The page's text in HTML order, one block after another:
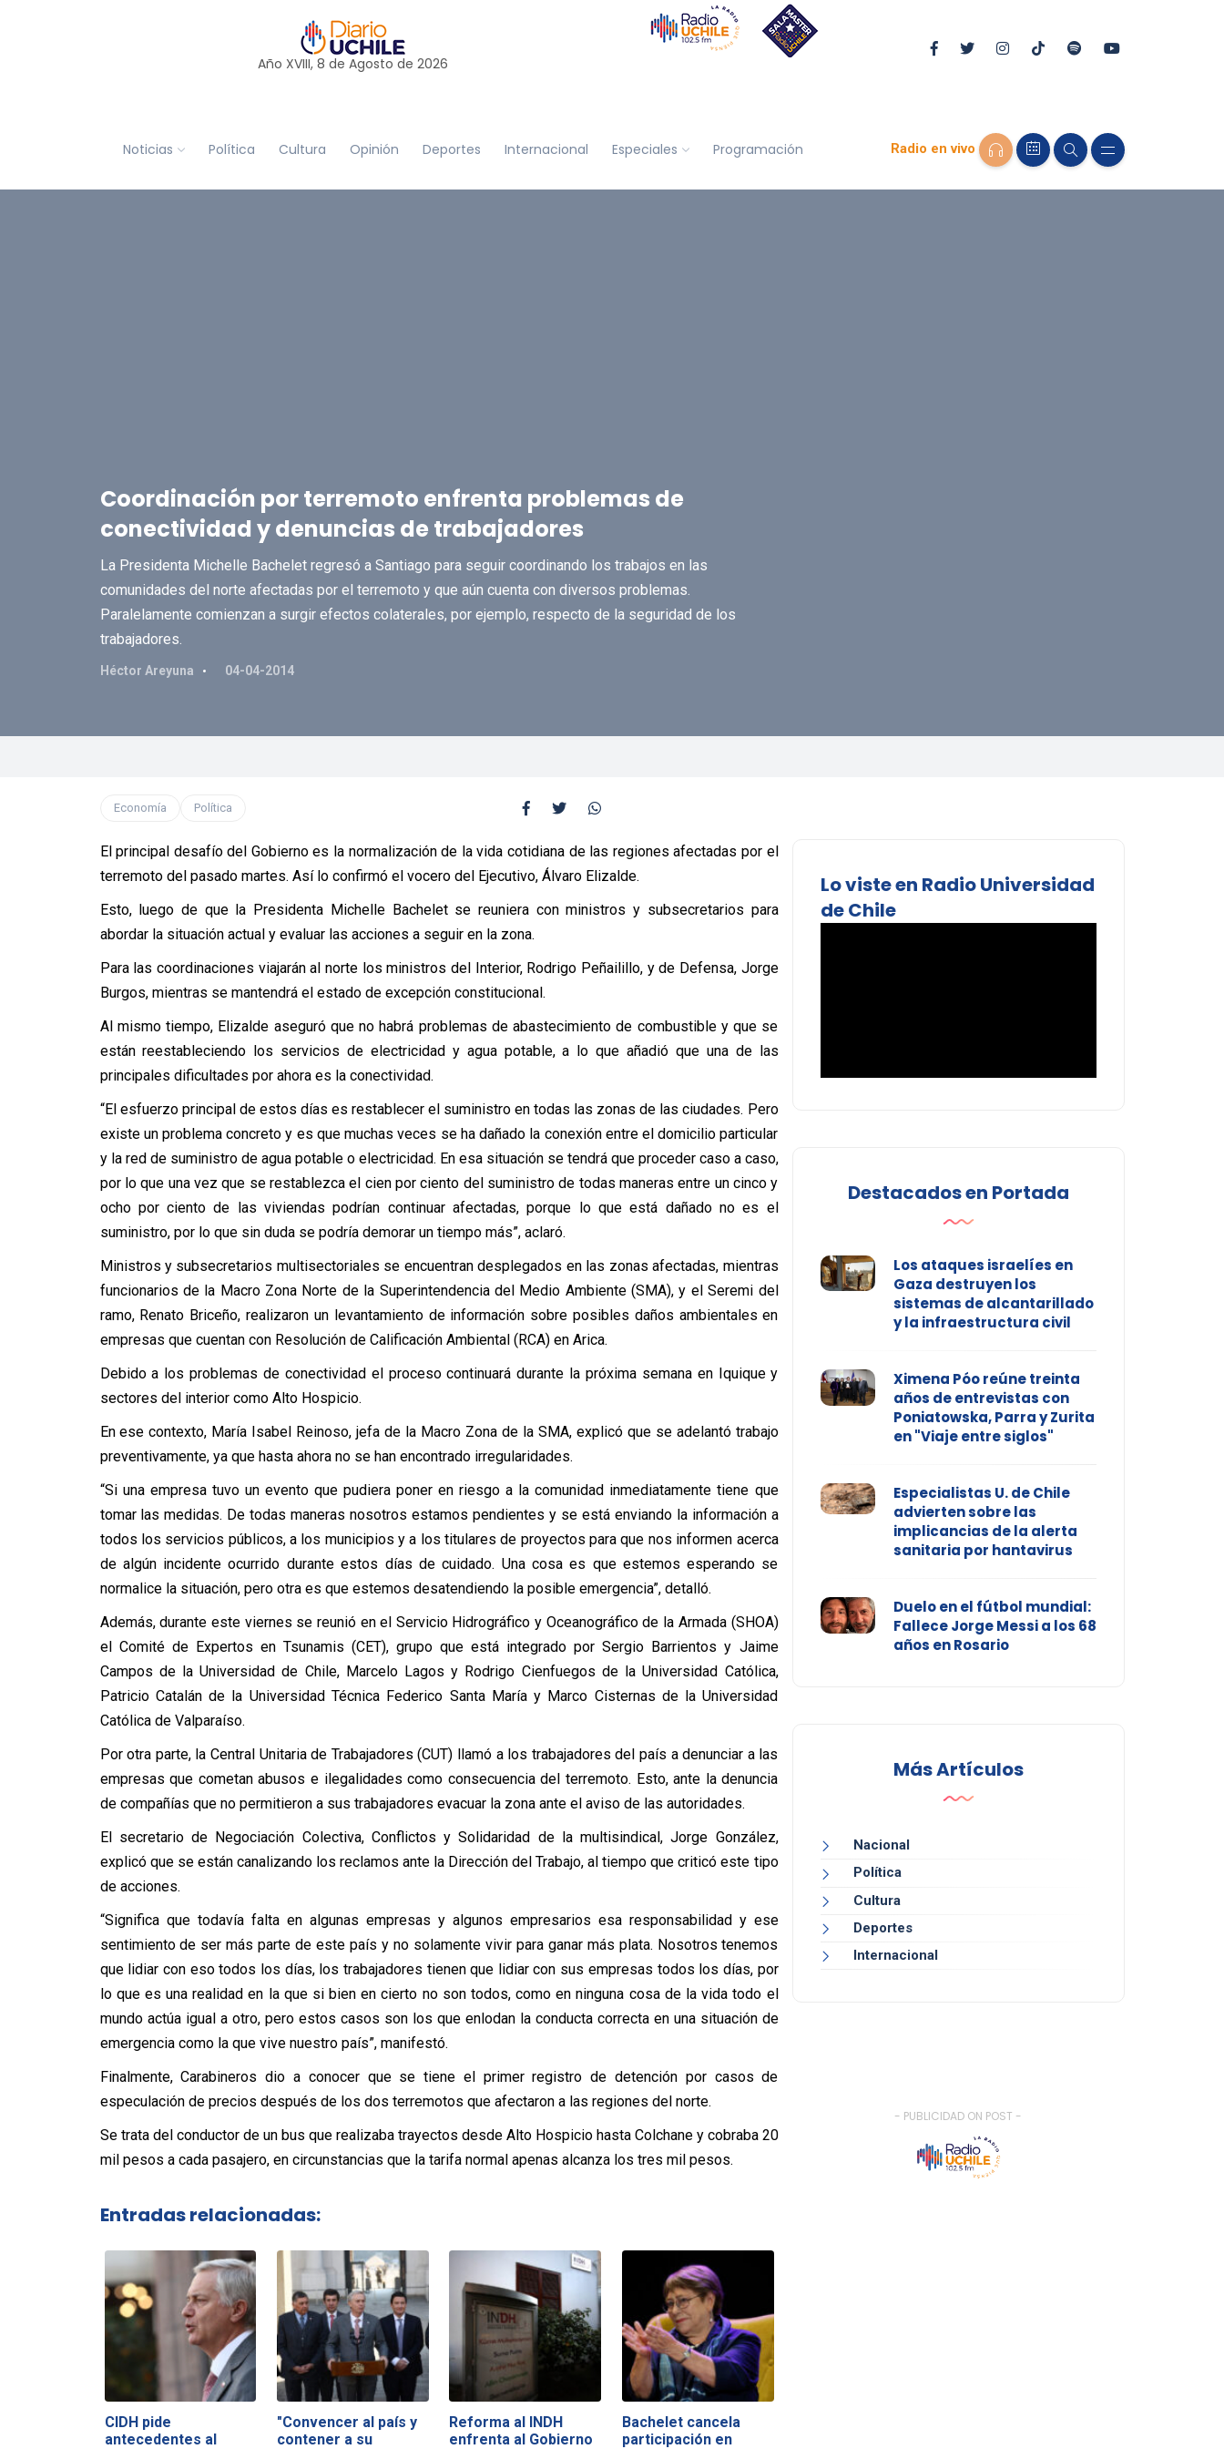
Año XVIII, 8 de Agosto de 2026
Noticias Política Cultura Opinión Deportes Internacional Especiales Programación Radio en vivo
Coordinación por terremoto enfrenta problemas de
conectividad y denuncias de trabajadores
La Presidenta Michelle Bachelet regresó a Santiago para seguir coordinando los trabajos en las
comunidades del norte afectadas por el terremoto y que aún cuenta con diversos problemas.
Paralelamente comienzan a surgir efectos colaterales, por ejemplo, respecto de la seguridad de los
trabajadores.
Héctor Areyuna 04-04-2014
Economía Política
El principal desafío del Gobierno es la normalización de la vida cotidiana de las regiones afectadas por el
terremoto del pasado martes. Así lo confirmó el vocero del Ejecutivo, Álvaro Elizalde.
Esto, luego de que la Presidenta Michelle Bachelet se reuniera con ministros y subsecretarios para
abordar la situación actual y evaluar las acciones a seguir en la zona.
Para las coordinaciones viajarán al norte los ministros del Interior, Rodrigo Peñailillo, y de Defensa, Jorge
Burgos, mientras se mantendrá el estado de excepción constitucional.
Al mismo tiempo, Elizalde aseguró que no habrá problemas de abastecimiento de combustible y que se
están reestableciendo los servicios de electricidad y agua potable, a lo que añadió que una de las
principales dificultades por ahora es la conectividad.
“El esfuerzo principal de estos días es restablecer el suministro en todas las zonas de las ciudades. Pero
existe un problema concreto y es que muchas veces se ha dañado la conexión entre el domicilio particular
y la red de suministro de agua potable o electricidad. En esa situación se tendrá que proceder caso a caso,
por lo que una vez que se restablezca el cien por ciento del suministro de todas maneras entre un cinco y
ocho por ciento de las viviendas podrían continuar afectadas, porque lo que está dañado no es el
suministro, por lo que sin duda se podría demorar un tiempo más”, aclaró.
Ministros y subsecretarios multisectoriales se encuentran desplegados en las zonas afectadas, mientras
funcionarios de la Macro Zona Norte de la Superintendencia del Medio Ambiente (SMA), y el Seremi del
ramo, Renato Briceño, realizaron un levantamiento de información sobre posibles daños ambientales en
empresas que cuentan con Resolución de Calificación Ambiental (RCA) en Arica.
Debido a los problemas de conectividad el proceso continuará durante la próxima semana en Iquique y
sectores del interior como Alto Hospicio.
En ese contexto, María Isabel Reinoso, jefa de la Macro Zona de la SMA, explicó que se adelantó trabajo
preventivamente, ya que hasta ahora no se han encontrado irregularidades.
“Si una empresa tuvo un evento que pudiera poner en riesgo a la comunidad inmediatamente tiene que
tomar las medidas. De todas maneras nosotros estamos pendientes y se está enviando la información a
todos los servicios públicos, a los municipios y a los titulares de proyectos para que nos informen acerca
de algún incidente ocurrido durante estos días de cuidado. Una cosa es que estemos esperando se
normalice la situación, pero otra es que estemos desatendiendo la posible emergencia”, detalló.
Además, durante este viernes se reunió en el Servicio Hidrográfico y Oceanográfico de la Armada (SHOA)
el Comité de Expertos en Tsunamis (CET), grupo que está integrado por Sergio Barrientos y Jaime
Campos de la Universidad de Chile, Marcelo Lagos y Rodrigo Cienfuegos de la Universidad Católica,
Patricio Catalán de la Universidad Técnica Federico Santa María y Marco Cisternas de la Universidad
Católica de Valparaíso.
Por otra parte, la Central Unitaria de Trabajadores (CUT) llamó a los trabajadores del país a denunciar a las
empresas que cometan abusos e ilegalidades como consecuencia del terremoto. Esto, ante la denuncia
de compañías que no permitieron a sus trabajadores evacuar la zona ante el aviso de las autoridades.
El secretario de Negociación Colectiva, Conflictos y Solidaridad de la multisindical, Jorge González,
explicó que se están canalizando los reclamos ante la Dirección del Trabajo, al tiempo que criticó este tipo
de acciones.
“Significa que todavía falta en algunas empresas y algunos empresarios esa responsabilidad y ese
sentimiento de ser más parte de este país y no solamente vivir para ganar más plata. Nosotros tenemos
que lidiar con eso todos los días, los trabajadores tienen que lidiar con sus empresas todos los días, por
lo que es una realidad en la que si bien en cierto no son todos, como en ninguna cosa de la vida todo el
mundo actúa igual a otro, pero estos casos son los que enlodan la conducta correcta en una situación de
emergencia como la que vive nuestro país”, manifestó.
Finalmente, Carabineros dio a conocer que se tiene el primer registro de detención por casos de
especulación de precios después de los dos terremotos que afectaron a las regiones del norte.
Se trata del conductor de un bus que realizaba trayectos desde Alto Hospicio hasta Colchane y cobraba 20
mil pesos a cada pasajero, en circunstancias que la tarifa normal apenas alcanza los tres mil pesos.
Entradas relacionadas:
CIDH pide
antecedentes al
"Convencer al país y
contener a su
Reforma al INDH
enfrenta al Gobierno
Bachelet cancela
participación en
Lo viste en Radio Universidad
de Chile
Destacados en Portada
Los ataques israelíes en
Gaza destruyen los
sistemas de alcantarillado
y la infraestructura civil
Ximena Póo reúne treinta
años de entrevistas con
Poniatowska, Parra y Zurita
en "Viaje entre siglos"
Especialistas U. de Chile
advierten sobre las
implicancias de la alerta
sanitaria por hantavirus
Duelo en el fútbol mundial:
Fallece Jorge Messi a los 68
años en Rosario
Más Artículos
Nacional
Política
Cultura
Deportes
Internacional
- PUBLICIDAD ON POST -